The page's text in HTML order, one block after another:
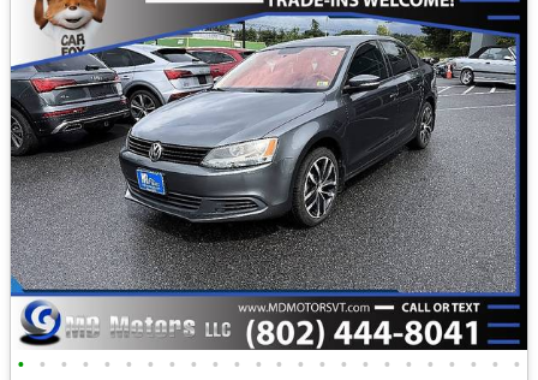
• • • • • • • • • • • • • • • • • • • • • • • •